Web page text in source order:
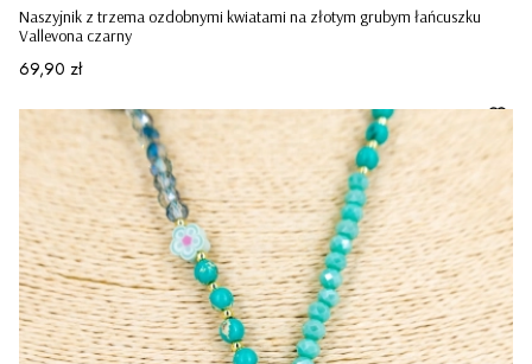
Naszyjnik z trzema ozdobnymi kwiatami na złotym grubym łańcuszku
Vallevona czarny
Cena
69,90 zł